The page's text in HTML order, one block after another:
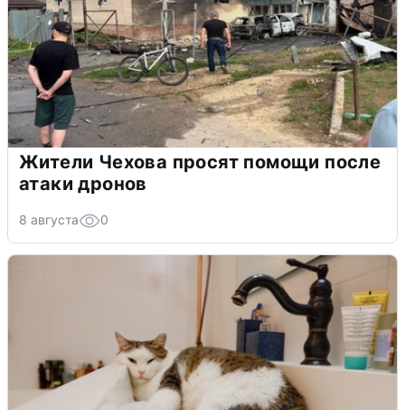
Жители Чехова просят помощи после
атаки дронов
8 августа 0